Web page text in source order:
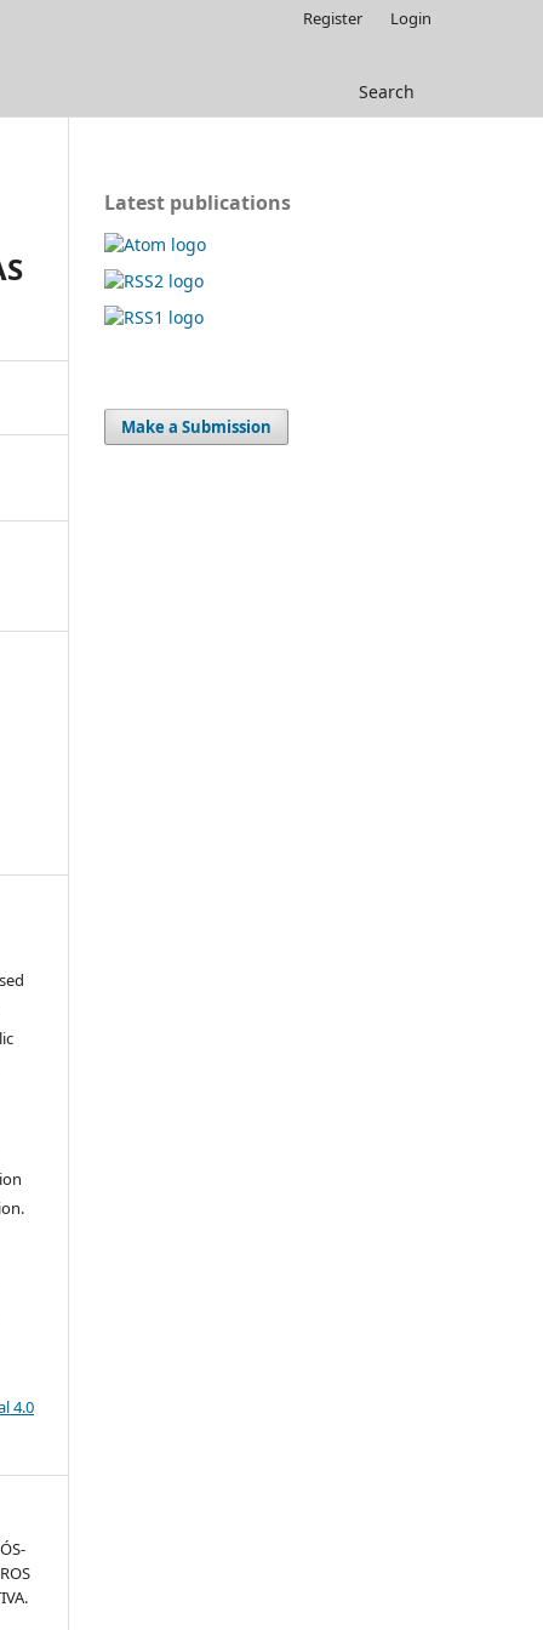
Search
Register Login
4.0
Latest publications
Make a Submission